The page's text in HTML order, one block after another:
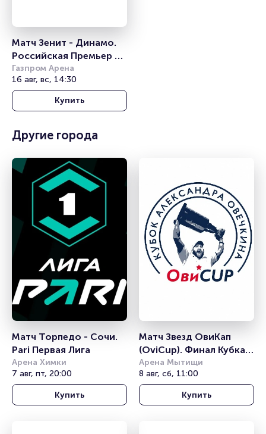
Матч Зенит - Динамо.
Российская Премьер
Лига
Газпром Арена
16 авг, вс, 14:30
Купить
Другие города
Матч Торпедо - Сочи.
Pari Первая Лига
Арена Химки
7 авг, пт, 20:00
Купить
Матч Звезд ОвиКап
(OviCup). Финал Кубка
Александра Овечкина
Арена Мытищи
8 авг, сб, 11:00
Купить